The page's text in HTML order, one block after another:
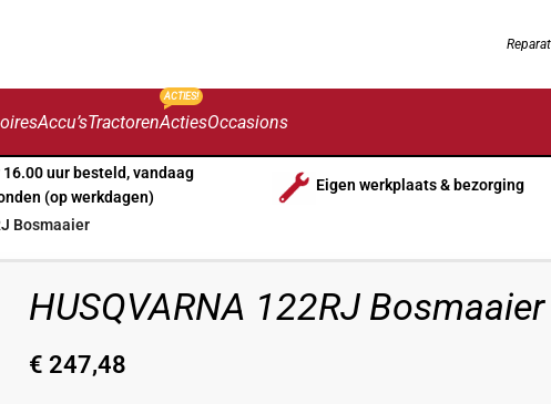
Accu’sTractorenActies
ACTIES!
Occasions
16.00 uur besteld, vandaag
(op werkdagen)
Eigen werkplaats & bezorging
Bosmaaier
HUSQVARNA 122RJ Bosmaaier
€ 247,48